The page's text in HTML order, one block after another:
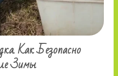
Как Безопасно
Зимы